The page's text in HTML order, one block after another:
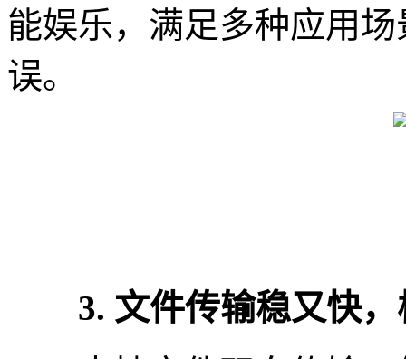
能娱乐，满足多种应用
误。
3. 文件传输稳又快，